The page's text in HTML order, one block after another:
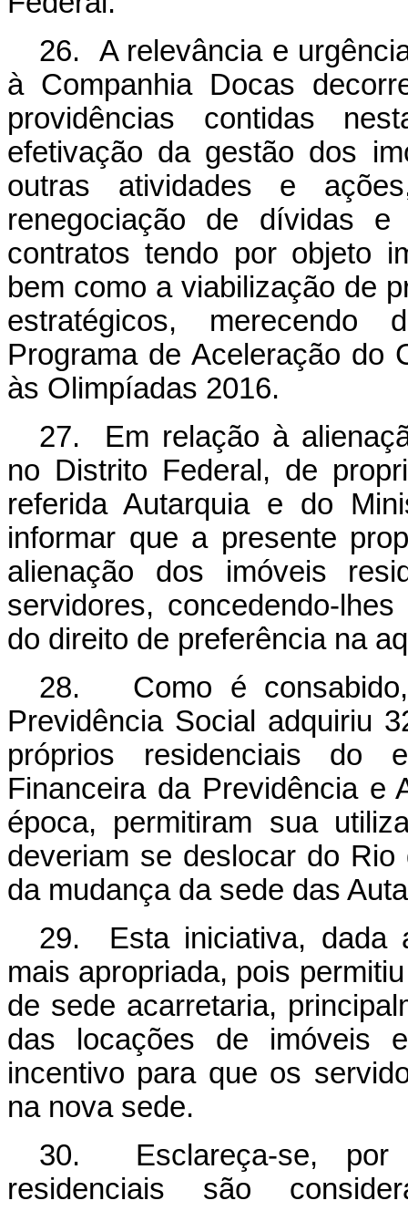
26. A relevância e
à Companhia Docas
providências contidas
efetivação da gestão dos
outras atividades e
renegociação de dívidas e
contratos tendo por objeto
bem como a viabilização de
estratégicos, merecendo
Programa de Aceleração do
às Olimpíadas 2016.
27. Em relação à
no Distrito Federal, de
referida Autarquia e do
informar que a presente
alienação dos imóveis
servidores, concedendo-
do direito de preferência na
28. Como é
Previdência Social adquiriu
próprios residenciais do
Financeira da Previdência e
época, permitiram sua
deveriam se deslocar do
da mudança da sede das
29. Esta iniciativa, dada
mais apropriada, pois
de sede acarretaria,
das locações de imóveis
incentivo para que os
na nova sede.
30. Esclareça-se, por
residenciais são